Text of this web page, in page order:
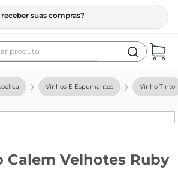
suas compras?
produto
Vinhos E Espumantes Vinho Tinto
Calem Velhotes Ruby